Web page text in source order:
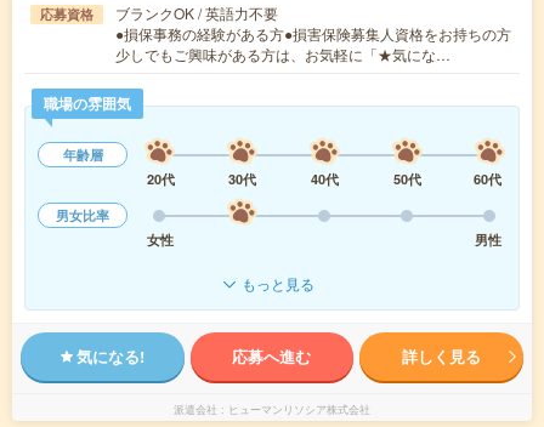
応募資格
ブランクOK / 英語力不要
●損保事務の経験がある方●損害保険募集人資格をお持ちの方
少しでもご興味がある方は、お気軽に「★気にな…
職場の雰囲気
年齢層
20代
30代 40代 50代
60代
男女比率
女性
男性
もっと見る
気になる! 応募へ進む 詳しく見る
派遣会社 ヒューマンリソシア株式会社